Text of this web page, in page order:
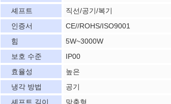
셰프트
직선/공기/복기
인증서
CE//ROHS/ISO9001
힘
5W~3000W
보호 수준
IP00
효율성
높은
냉각 방법
공기
셰프트 길이
맞춤형